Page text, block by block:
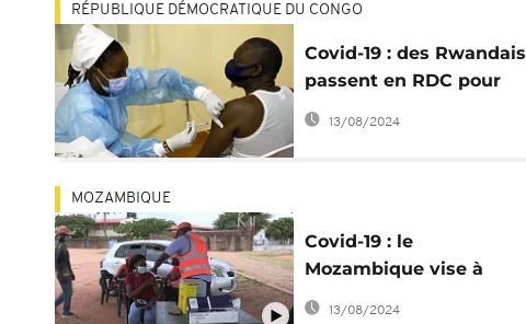
RÉPUBLIQUE DÉMOCRATIQUE DU CONGO
Covid-19 : des Rwandais
passent en RDC pour
"fuir le vaccin"
13/08/2024
MOZAMBIQUE
Covid-19 : le
Mozambique vise à
vacciner plus de jeunes
13/08/2024